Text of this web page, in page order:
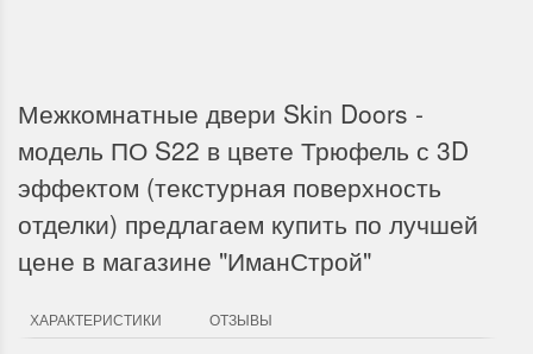
Межкомнатные двери Skin Doors -
модель ПО S22 в цвете Трюфель с 3D
эффектом (текстурная поверхность
отделки) предлагаем купить по лучшей
цене в магазине "ИманСтрой"
ХАРАКТЕРИСТИКИ ОТЗЫВЫ